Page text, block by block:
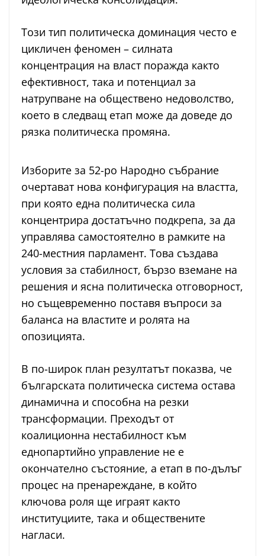
Този тип политическа доминация често е
цикличен феномен – силната
концентрация на власт поражда както
ефективност, така и потенциал за
натрупване на обществено недоволство,
което в следващ етап може да доведе до
рязка политическа промяна.
Изборите за 52-ро Народно събрание
очертават нова конфигурация на властта,
при която една политическа сила
концентрира достатъчно подкрепа, за да
управлява самостоятелно в рамките на
240-местния парламент. Това създава
условия за стабилност, бързо вземане на
решения и ясна политическа отговорност,
но същевременно поставя въпроси за
баланса на властите и ролята на
опозицията.
В по-широк план резултатът показва, че
българската политическа система остава
динамична и способна на резки
трансформации. Преходът от
коалиционна нестабилност към
еднопартийно управление не е
окончателно състояние, а етап в по-дълъг
процес на пренареждане, в който
ключова роля ще играят както
институциите, така и обществените
нагласи.